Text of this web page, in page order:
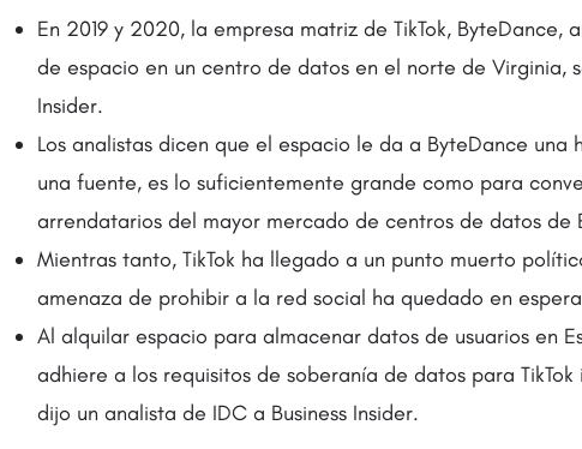
En 2019 y 2020, la empresa matriz de TikTok,
de espacio en un centro de datos en el norte de Virginia,
Insider.
Los analistas dicen que el espacio le da a ByteDance una
una fuente, es lo suficientemente grande como para
arrendatarios del mayor mercado de centros de datos de
Mientras tanto, TikTok ha llegado a un punto muerto
amenaza de prohibir a la red social ha quedado en
Al alquilar espacio para almacenar datos de usuarios en
adhiere a los requisitos de soberanía de datos para
dijo un analista de IDC a Business Insider.